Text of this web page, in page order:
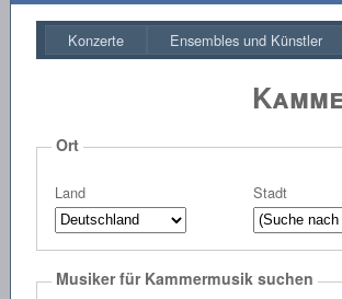
Konzerte Ensembles und Künstler
Ort
Land Stadt
Musiker für Kammermusik suchen